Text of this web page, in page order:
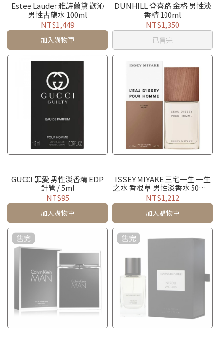
Estee Lauder 雅詩蘭黛 歡沁
男性古龍水 100ml
NT$1,449
加入購物車
DUNHILL 登喜路 金格 男性淡
香精 100ml
NT$1,350
已售完
GUCCI 罪愛 男性淡香精 EDP
針管 / 5ml
NT$95
加入購物車
ISSEY MIYAKE 三宅一生 一生
之水 香根草 男性淡香水 50ml /
100ml / TESTER
NT$1,212
加入購物車